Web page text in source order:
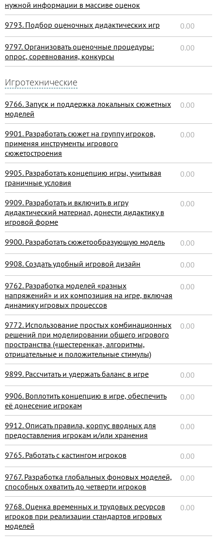
нужной информации в массиве оценок
9793. Подбор оценочных дидактических игр 0.00
9797. Организовать оценочные процедуры:
опрос, соревнования, конкурсы
0.00
Игротехнические
9766. Запуск и поддержка локальных сюжетных
моделей
0.00
9901. Разработать сюжет на группу игроков,
применяя инструменты игрового
сюжетостроения
0.00
9905. Разработать концепцию игры, учитывая
граничные условия
0.00
9909. Разработать и включить в игру
дидактический материал, донести дидактику в
игровой форме
0.00
9900. Разработать сюжетообразующую модель 0.00
9908. Создать удобный игровой дизайн 0.00
9762. Разработка моделей «разных
напряжений» и их композиция на игре, включая
динамику игровых процессов
0.00
9772. Использование простых комбинационных
решений при моделировании общего игрового
пространства («шестеренка», алгоритмы,
отрицательные и положительные стимулы)
0.00
9899. Рассчитать и удержать баланс в игре 0.00
9906. Воплотить концепцию в игре, обеспечить
её донесение игрокам
0.00
9912. Описать правила, корпус вводных для
предоставления игрокам и/или хранения
0.00
9765. Работать с кастингом игроков 0.00
9767. Разработка глобальных фоновых моделей,
способных охватить до четверти игроков
0.00
9768. Оценка временных и трудовых ресурсов
игроков при реализации стандартов игровых
моделей
0.00